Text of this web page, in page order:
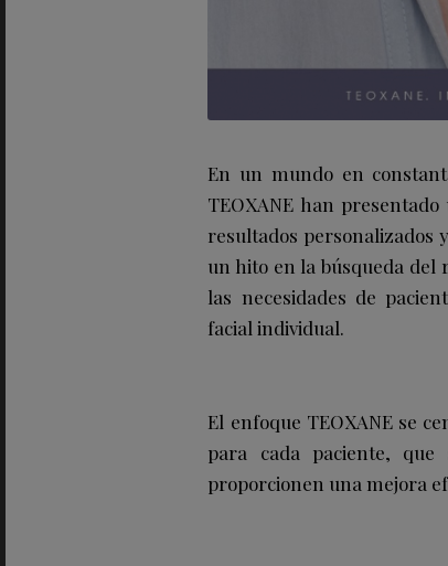
En un mundo en
TEOXANE han
resultados personalizados
un hito en la búsqueda del
las necesidades de
facial individual.
El enfoque TEOXANE se
para cada paciente,
proporcionen una mejora